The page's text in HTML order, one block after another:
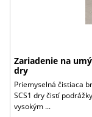
Zariadenie na
dry
Priemyselná čistiaca
SCS1 dry čistí
vysokým ...